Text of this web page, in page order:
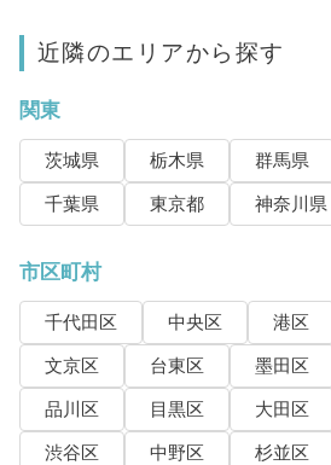
近隣のエリアから探す
関東
茨城県 栃木県 群馬県
千葉県
東京都 神奈川県
市区町村
千代田区 中央区 港区
文京区
台東区 墨田区
品川区
目黒区 大田区
渋谷区
中野区 杉並区